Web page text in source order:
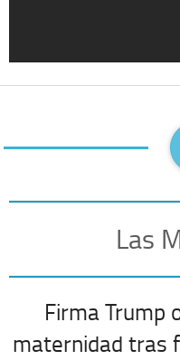
Las
Firma Trump
maternidad tras